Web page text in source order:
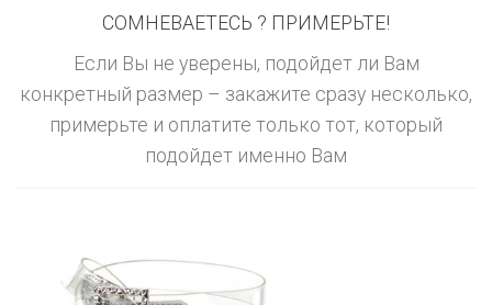
СОМНЕВАЕТЕСЬ ? ПРИМЕРЬТЕ!
Если Вы не уверены, подойдет ли Вам
конкретный размер – закажите сразу несколько,
примерьте и оплатите только тот, который
подойдет именно Вам